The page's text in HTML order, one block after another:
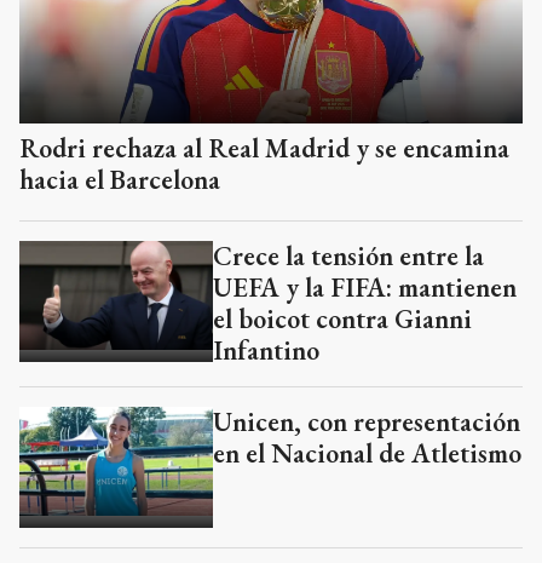
Rodri rechaza al Real Madrid y se encamina
hacia el Barcelona
Crece la tensión entre la
UEFA y la FIFA: mantienen
el boicot contra Gianni
Infantino
Unicen, con representación
en el Nacional de Atletismo